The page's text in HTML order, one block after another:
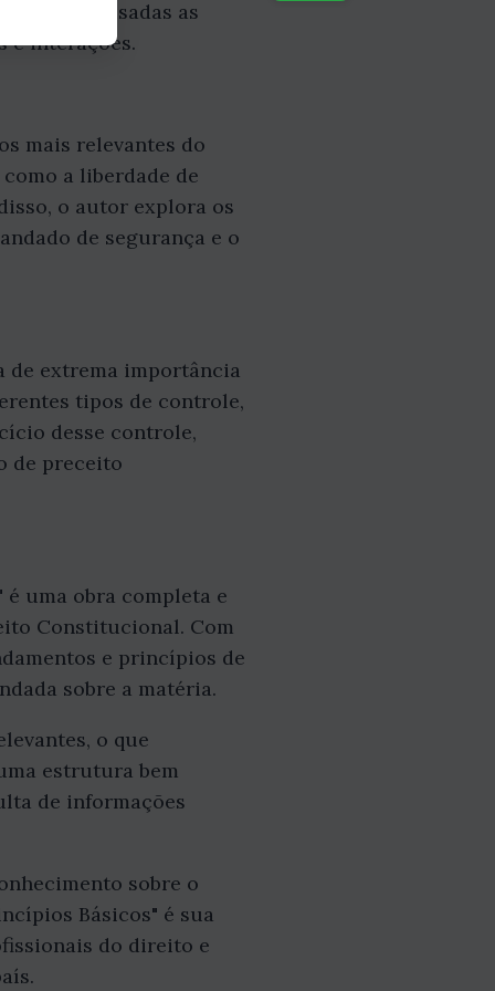
são analisadas as
e interações.
mais relevantes do
a liberdade de
o autor explora os
de segurança e o
de extrema importância
tipos de controle,
desse controle,
de preceito
uma obra completa e
Constitucional. Com
e princípios de
sobre a matéria.
o que
estrutura bem
de informações
sobre o
Básicos" é sua
do direito e